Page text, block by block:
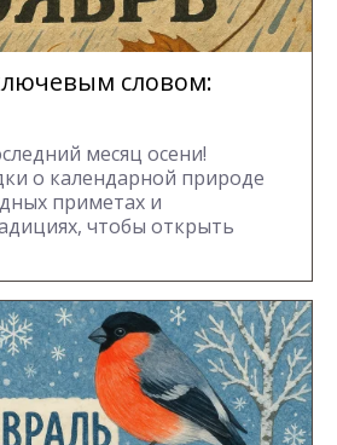
словом:
месяц осени!
о календарной природе
приметах и
чтобы открыть